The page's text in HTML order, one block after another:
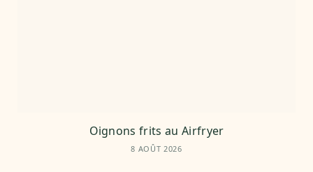
Oignons frits au Airfryer
8 AOÛT 2026